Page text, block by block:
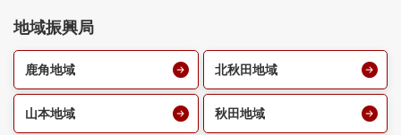
地域振興局
鹿角地域 北秋田地域
山本地域 秋田地域